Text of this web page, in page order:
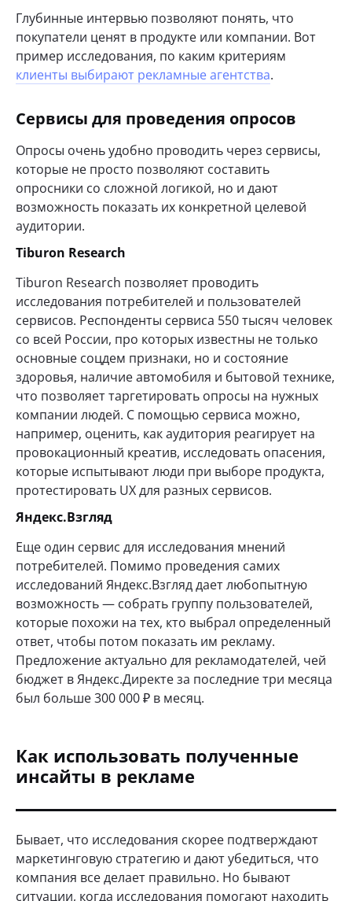
Глубинные интервью позволяют понять, что
покупатели ценят в продукте или компании. Вот
пример исследования, по каким критериям
клиенты выбирают рекламные агентства.
Сервисы для проведения опросов
Опросы очень удобно проводить через сервисы,
которые не просто позволяют составить
опросники со сложной логикой, но и дают
возможность показать их конкретной целевой
аудитории.
Tiburon Research
Tiburon Research позволяет проводить
исследования потребителей и пользователей
сервисов. Респонденты сервиса 550 тысяч человек
со всей России, про которых известны не только
основные соцдем признаки, но и состояние
здоровья, наличие автомобиля и бытовой технике,
что позволяет таргетировать опросы на нужных
компании людей. С помощью сервиса можно,
например, оценить, как аудитория реагирует на
провокационный креатив, исследовать опасения,
которые испытывают люди при выборе продукта,
протестировать UX для разных сервисов.
Яндекс.Взгляд
Еще один сервис для исследования мнений
потребителей. Помимо проведения самих
исследований Яндекс.Взгляд дает любопытную
возможность — собрать группу пользователей,
которые похожи на тех, кто выбрал определенный
ответ, чтобы потом показать им рекламу.
Предложение актуально для рекламодателей, чей
бюджет в Яндекс.Директе за последние три месяца
был больше 300 000 ₽ в месяц.
Как использовать полученные
инсайты в рекламе
Бывает, что исследования скорее подтверждают
маркетинговую стратегию и дают убедиться, что
компания все делает правильно. Но бывают
ситуации, когда исследования помогают находить